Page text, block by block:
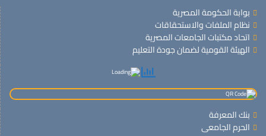
بوابة الحكومة المصرية
نظام الملفات والاستحقاقات
اتحاد مكتبات الجامعات المصرية
الهيئة القومية لضمان جودة التعليم
بنك المعرفة
الحرم الجامعى